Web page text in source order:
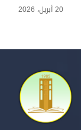
20 أبريل، 2026